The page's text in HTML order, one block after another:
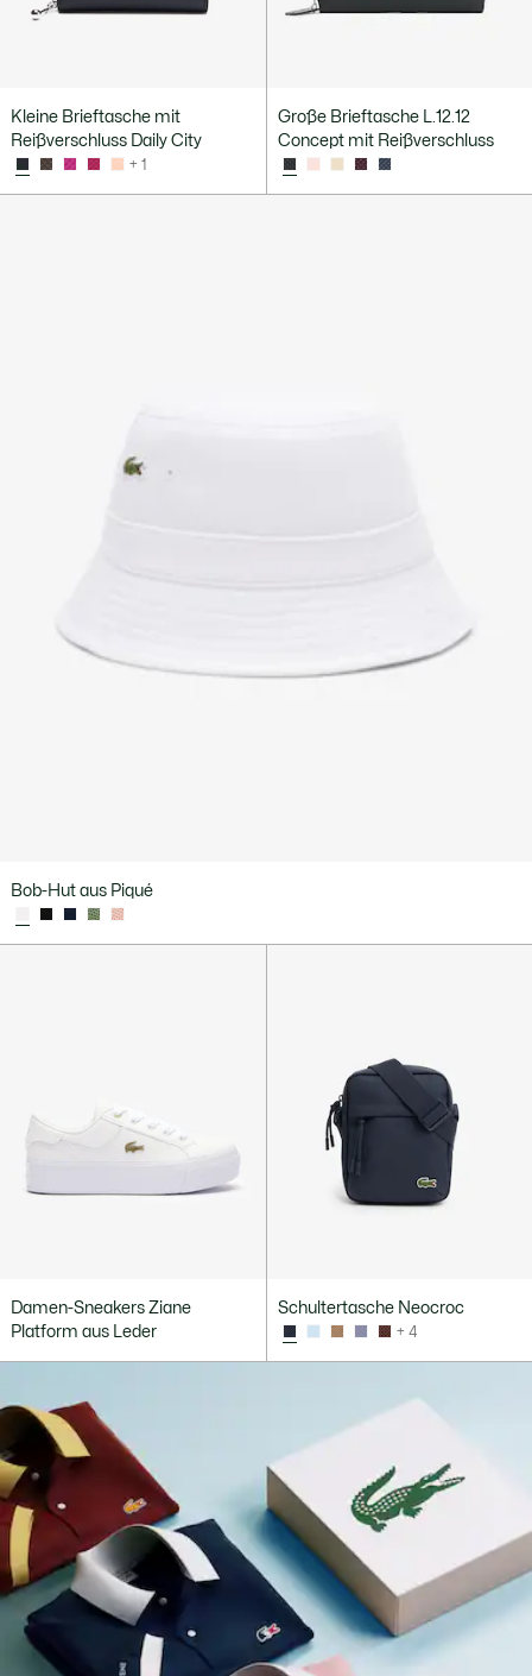
Kleine Brieftasche mit
Reißverschluss Daily City
+ 1
Große Brieftasche L.12.12
Concept mit Reißverschluss
Bob-Hut aus Piqué
Damen-Sneakers Ziane
Platform aus Leder
Schultertasche Neocroc
+ 4